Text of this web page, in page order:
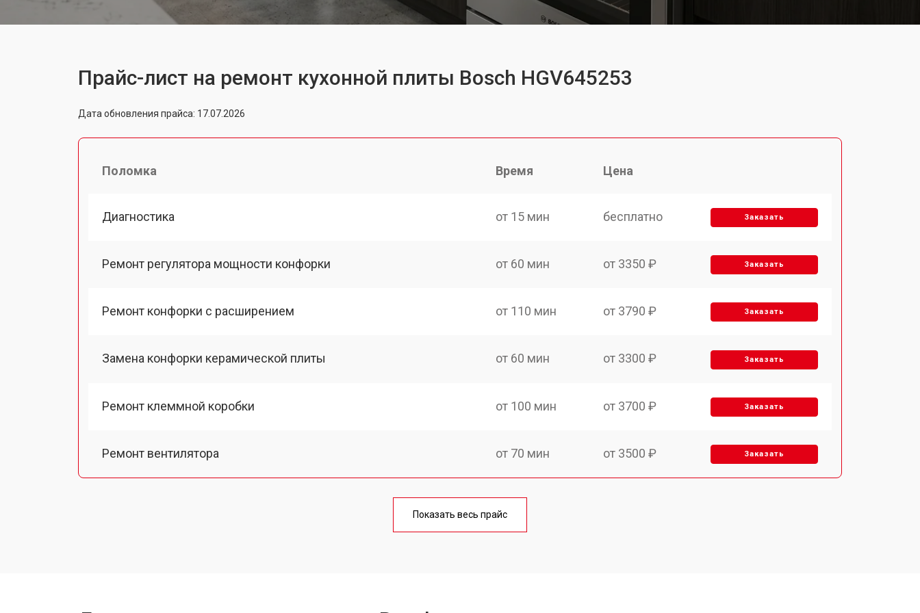
Прайс-лист на ремонт кухонной плиты Bosch HGV645253
Дата обновления прайса: 17.07.2026
Поломка Время Цена
Диагностика от 15 мин бесплатно Заказать
Ремонт регулятора мощности конфорки от 60 мин от 3350 ₽ Заказать
Ремонт конфорки с расширением от 110 мин от 3790 ₽ Заказать
Замена конфорки керамической плиты от 60 мин от 3300 ₽ Заказать
Ремонт клеммной коробки от 100 мин от 3700 ₽ Заказать
Ремонт вентилятора от 70 мин от 3500 ₽ Заказать
от 120 мин
Показать весь прайс